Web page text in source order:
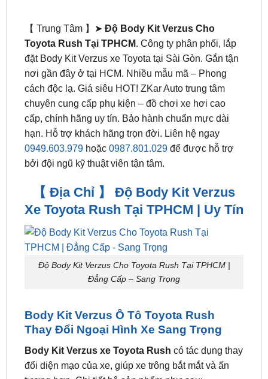
4.5/5 - (2 bình chọn)
【 Trung Tâm 】➤Độ Body Kit Verzus Cho
Toyota Rush Tại TPHCM . Công ty phân phối, lắp
đặt Body Kit Verzus xe Toyota tại Sài Gòn. Gắn tận
nơi gần đây ở tại HCM. Nhiều mẫu mã – Phong
cách độc lạ. Giá siêu HOT! ZKar Auto trung tâm
chuyên cung cấp phụ kiện – đồ chơi xe hơi cao
cấp, chính hãng uy tín. Bảo hành chuẩn mực dài
0949.603.979hoặc 0987.801.029để được hỗ trợ
bởi đội ngũ kỹ thuật viên tận tâm.
【 Địa Chỉ 】 Độ Body Kit Verzus
Xe Toyota Rush Tại TPHCM | Uy Tín
Độ Body Kit Verzus Cho Toyota Rush Tại TPHCM |
Đẳng Cấp – Sang Trọng
Body Kit Verzus Ô Tô Toyota Rush